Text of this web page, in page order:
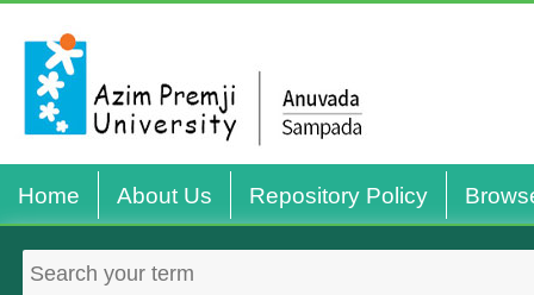
Home About Us Repository Policy